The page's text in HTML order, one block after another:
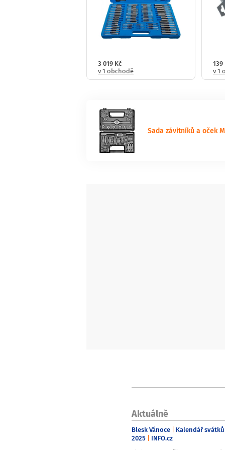
3 019 Kč
v 1 obchodě
139
v 1
Sada závitníků a oček
Aktuálně
Blesk Vánoce Kalendář svátků
2025 INFO.cz